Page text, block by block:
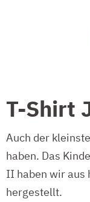
T-Shirt
Auch der
haben. Das
II haben wir
hergestellt.